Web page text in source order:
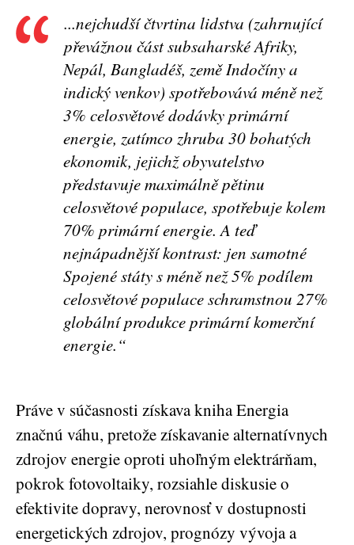
...nejchudší čtvrtina lidstva (zahrnující
převážnou část subsaharské Afriky,
Nepál, Bangladéš, země Indočíny a
indický venkov) spotřebovává méně než
3% celosvětové dodávky primární
energie, zatímco zhruba 30 bohatých
ekonomik, jejichž obyvatelstvo
představuje maximálně pětinu
celosvětové populace, spotřebuje kolem
70% primární energie. A teď
nejnápadnější kontrast: jen samotné
Spojené státy s méně než 5% podílem
celosvětové populace schramstnou 27%
globální produkce primární komerční
energie.“
Práve v súčasnosti získava kniha Energia
značnú váhu, pretože získavanie alternatívnych
zdrojov energie oproti uhoľným elektrárňam,
pokrok fotovoltaiky, rozsiahle diskusie o
efektivite dopravy, nerovnosť v dostupnosti
energetických zdrojov, prognózy vývoja a